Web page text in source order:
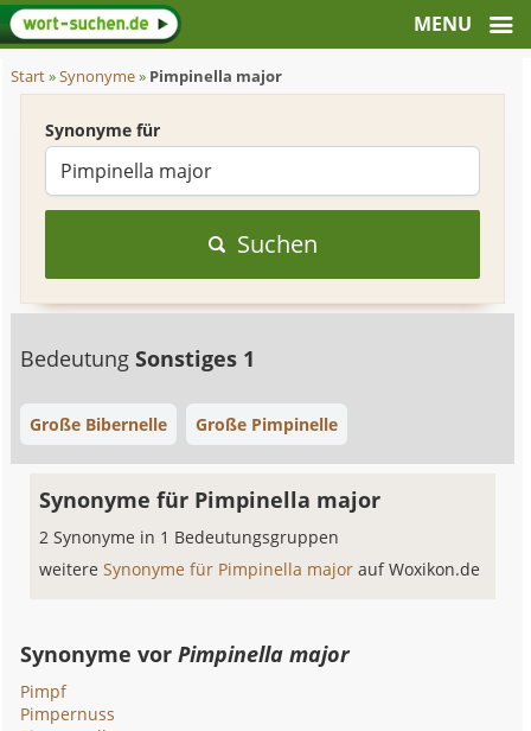
Start»Synonyme» Pimpinella major
Synonyme für
Suchen
BedeutungSonstiges 1
Große Bibernelle Große Pimpinelle
Synonyme für Pimpinella major
2 Synonyme in 1 Bedeutungsgruppen
weitereSynonyme für Pimpinella majorauf Woxikon.de
Synonyme vorPimpinella major
Pimpf
Pimpernuss